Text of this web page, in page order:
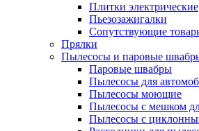
Плитки электрические
Пьезозажигалки
Сопутствующие
Прялки
Пылесосы и паровые
Паровые швабры
Пылесосы для
Пылесосы моющие
Пылесосы с мешком
Пылесосы с